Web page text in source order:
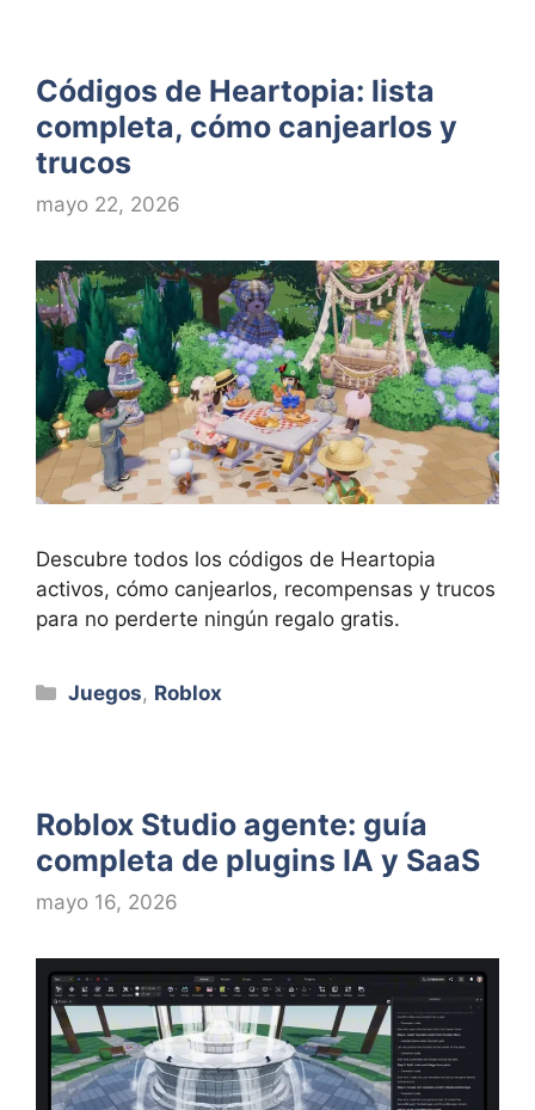
Códigos de Heartopia: lista
completa, cómo canjearlos y
trucos
mayo 22, 2026
Descubre todos los códigos de Heartopia
activos, cómo canjearlos, recompensas y trucos
para no perderte ningún regalo gratis.
Categorías
Juegos, Roblox
Roblox Studio agente: guía
completa de plugins IA y SaaS
mayo 16, 2026